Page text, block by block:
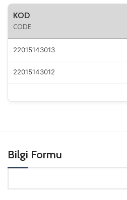
KOD
CODE
22015143013
22015143012
Bilgi Formu